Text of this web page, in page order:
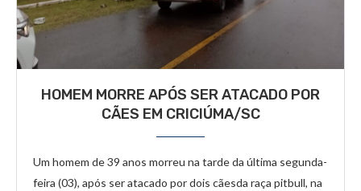
HOMEM MORRE APÓS SER ATACADO POR
CÃES EM CRICIÚMA/SC
Um homem de 39 anos morreu na tarde da última segunda-
feira (03), após ser atacado por dois cãesda raça pitbull, na